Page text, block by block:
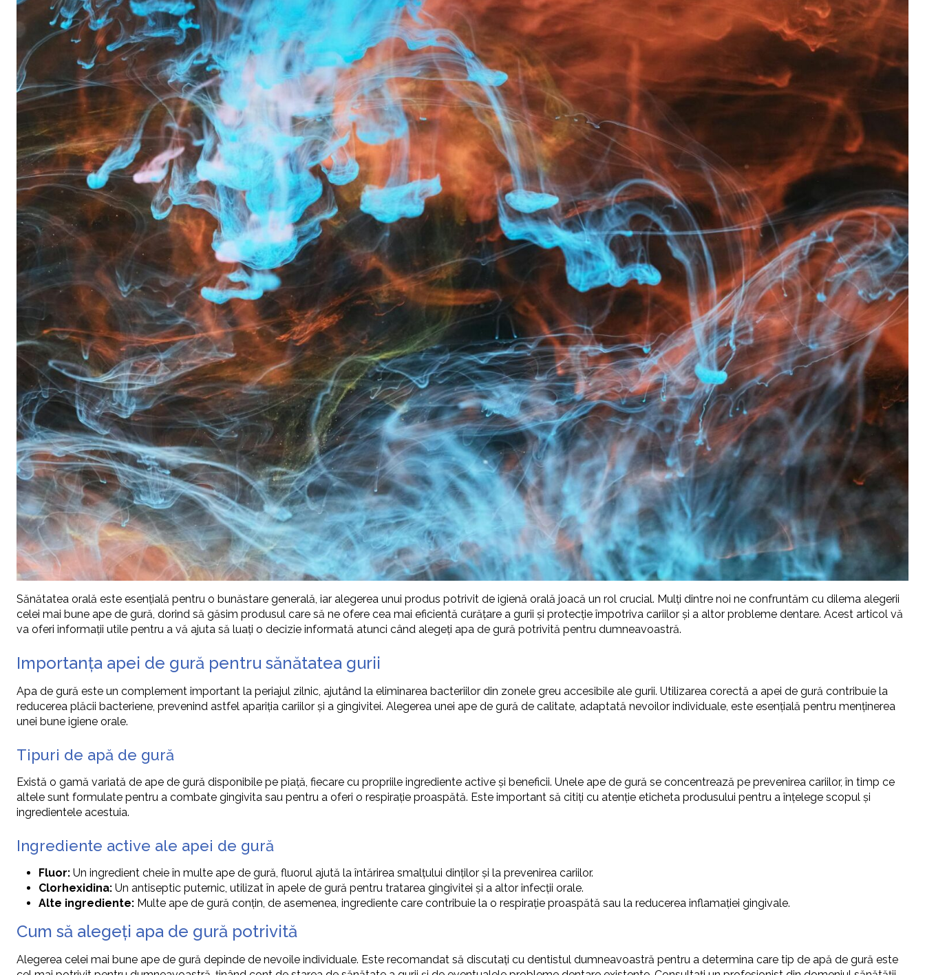
Sănătatea orală este esențială pentru o bunăstare generală, iar alegerea unui produs potrivit de igienă orală joacă un rol crucial. Mulți dintre noi ne confruntăm cu dilema alegerii
celei mai bune ape de gură, dorind să găsim produsul care să ne ofere cea mai eficientă curățare a gurii și protecție împotriva cariilor și a altor probleme dentare. Acest articol vă
va oferi informații utile pentru a vă ajuta să luați o decizie informată atunci când alegeți apa de gură potrivită pentru dumneavoastră.
Importanța apei de gură pentru sănătatea gurii
Apa de gură este un complement important la periajul zilnic, ajutând la eliminarea bacteriilor din zonele greu accesibile ale gurii. Utilizarea corectă a apei de gură contribuie la
reducerea plăcii bacteriene, prevenind astfel apariția cariilor și a gingivitei. Alegerea unei ape de gură de calitate, adaptată nevoilor individuale, este esențială pentru menținerea
unei bune igiene orale.
Tipuri de apă de gură
Există o gamă variată de ape de gură disponibile pe piață, fiecare cu propriile ingrediente active și beneficii. Unele ape de gură se concentrează pe prevenirea cariilor, în timp ce
altele sunt formulate pentru a combate gingivita sau pentru a oferi o respirație proaspătă. Este important să citiți cu atenție eticheta produsului pentru a înțelege scopul și
ingredientele acestuia.
Ingrediente active ale apei de gură
Fluor: Un ingredient cheie în multe ape de gură, fluorul ajută la întărirea smalțului dinților și la prevenirea cariilor.
Clorhexidina: Un antiseptic puternic, utilizat în apele de gură pentru tratarea gingivitei și a altor infecții orale.
Alte ingrediente: Multe ape de gură conțin, de asemenea, ingrediente care contribuie la o respirație proaspătă sau la reducerea inflamației gingivale.
Cum să alegeți apa de gură potrivită
Alegerea celei mai bune ape de gură depinde de nevoile individuale. Este recomandat să discutați cu dentistul dumneavoastră pentru a determina care tip de apă de gură este